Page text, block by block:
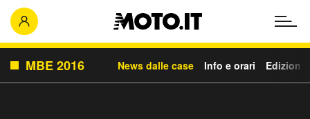
MBE 2016 News dalle case Info e orari Edizioni: